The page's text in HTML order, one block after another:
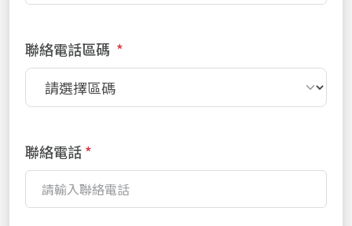
聯絡電話區碼 *
聯絡電話